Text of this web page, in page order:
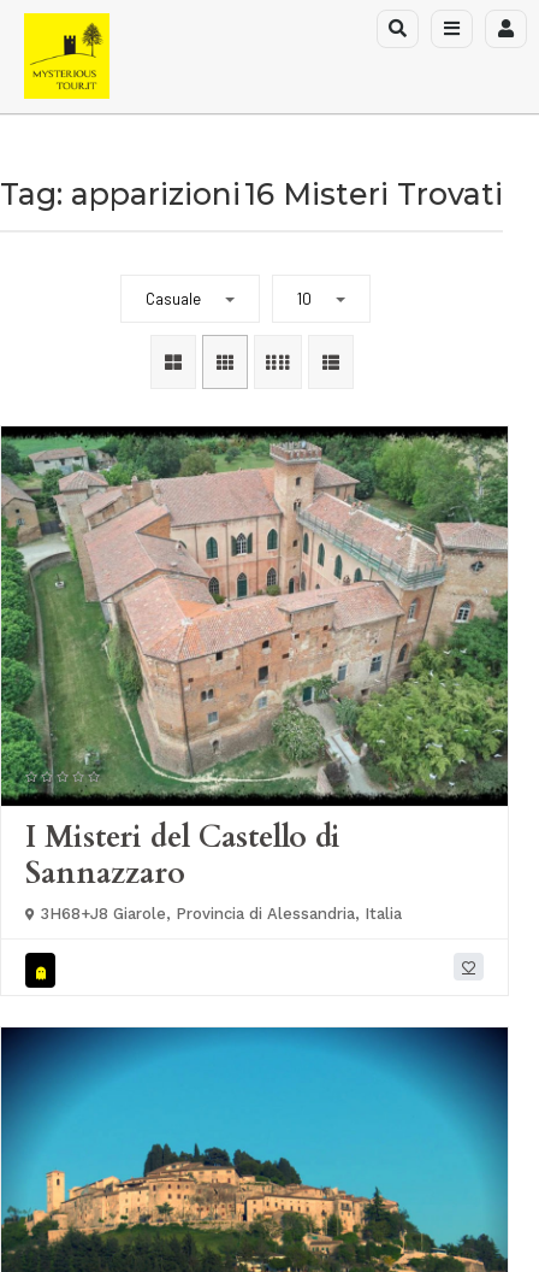
Tag: apparizioni 16 Misteri Trovati
Casuale 10
I Misteri del Castello di
Sannazzaro
3H68+J8 Giarole, Provincia di Alessandria, Italia